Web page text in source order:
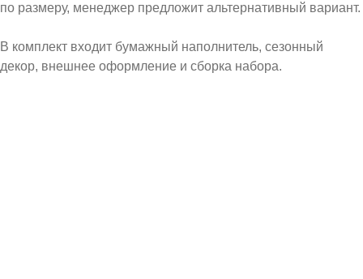
по размеру, менеджер предложит альтернативный вариант.
В комплект входит бумажный наполнитель, сезонный
декор, внешнее оформление и сборка набора.